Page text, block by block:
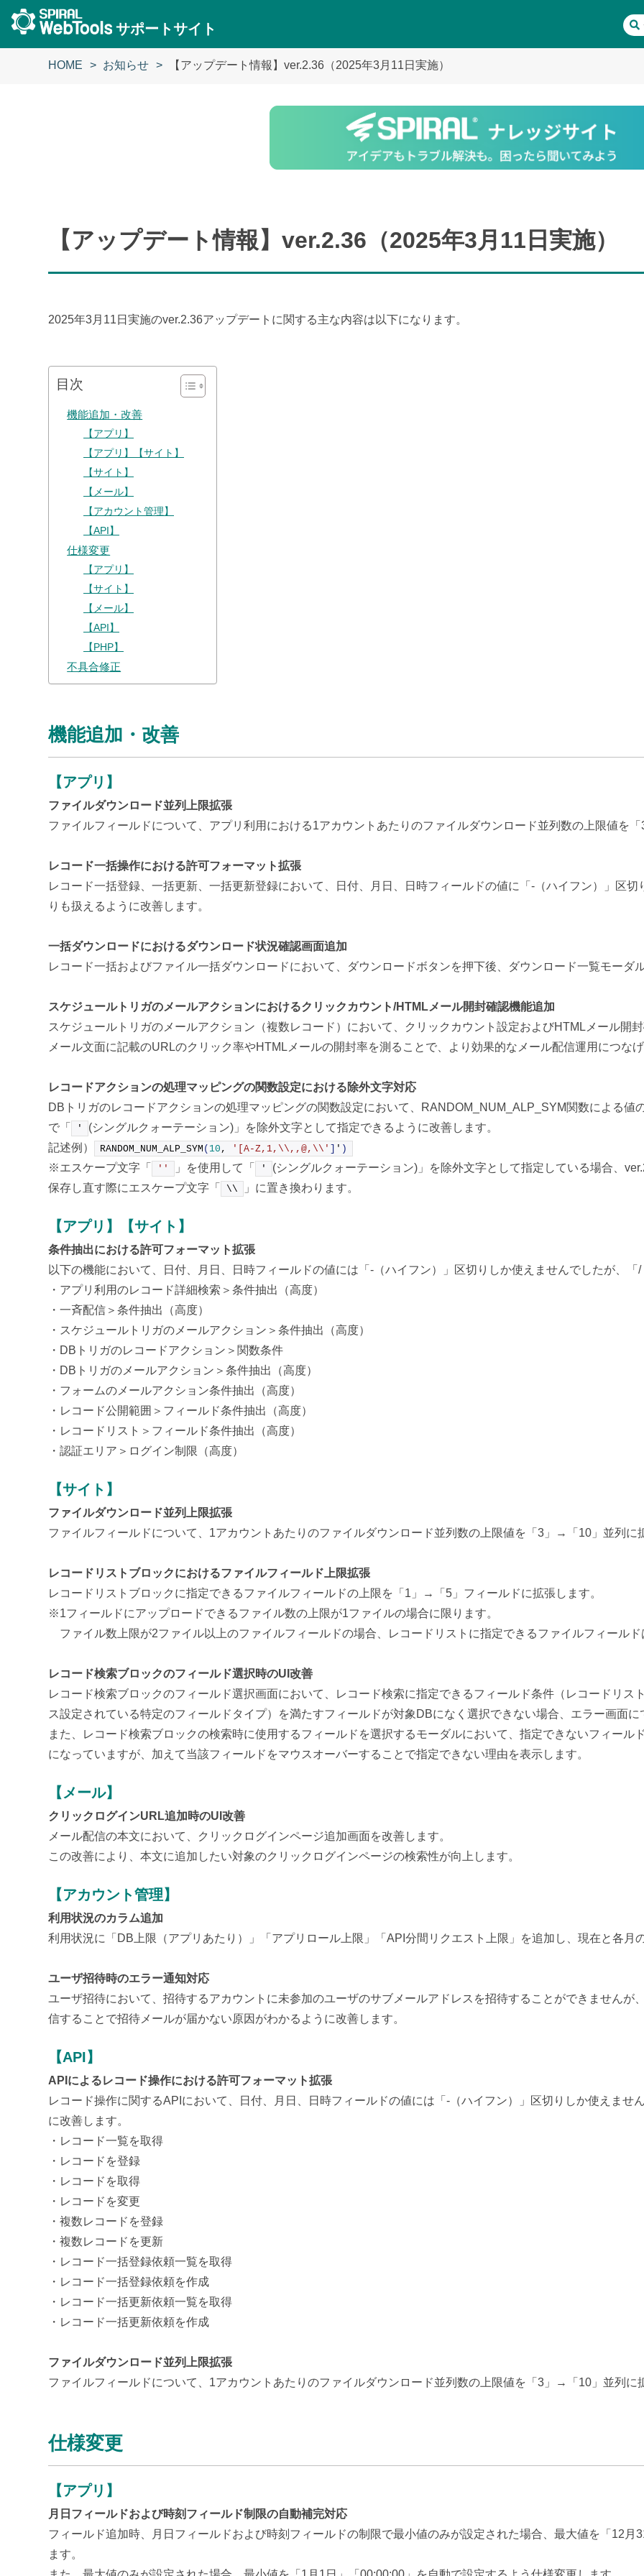
サポートサイト
HOME お知らせ 【アップデート情報】ver.2.36（2025年3月11日実施）
【アップデート情報】ver.2.36（2025年3月11日実施）
2025年3月11日実施のver.2.36アップデートに関する主な内容は以下になります。
目次
機能追加・改善
【アプリ】
【アプリ】【サイト】
【サイト】
【メール】
【アカウント管理】
【API】
仕様変更
【アプリ】
【サイト】
【メール】
【API】
【PHP】
不具合修正
機能追加・改善
【アプリ】
ファイルダウンロード並列上限拡張
ファイルフィールドについて、 アプリ利用における1アカウントあたりのファイルダウンロード並列数の上限値を
レコード一括操作における許可フォーマット拡張
レコード一括登録、一括更新、一括更新登録において、日付、月日、日時フィールドの値に「-（ハイフン）」区
りも扱えるように改善します。
一括ダウンロードにおけるダウンロード状況確認画面追加
レコード一括およびファイル一括ダウンロードにおいて、ダウンロードボタンを押下後、ダウンロード一覧モーダ
スケジュールトリガのメールアクションにおけるクリックカウント/HTMLメール開封確認機能追加
スケジュールトリガのメールアクション（複数レコード）において、クリックカウント設定およびHTMLメール開封
メール文面に記載のURLのクリック率やHTMLメールの開封率を測ることで、より効果的なメール配信運用につなげ
レコードアクションの処理マッピングの関数設定における除外文字対応
DBトリガのレコードアクションの処理マッピングの関数設定において、RANDOM_NUM_ALP_SYM関数による値
で「
'
(シングルクォーテーション)」を除外文字として指定できるように改善します。
記述例）
RANDOM_NUM_ALP_SYM ( 10 , '[A-Z,1,\\,,@,\\' ' )
※エスケープ文字「 '' 」を使用して「 '
(シングルクォーテーション)」を除外文字として指定している場合、
保存し直す際にエスケープ文字「
\\ 」に置き換わります。
【アプリ】【サイト】
条件抽出における許可フォーマット拡張
以下の機能において、日付、月日、日時フィールドの値には「-（ハイフン）」区切りしか使えませんでしたが、「
・アプリ利用のレコード詳細検索＞条件抽出（高度）
・一斉配信＞条件抽出（高度）
・スケジュールトリガのメールアクション＞条件抽出（高度）
・DBトリガのレコードアクション＞関数条件
・DBトリガのメールアクション＞条件抽出（高度）
・フォームのメールアクション条件抽出（高度）
・レコード公開範囲＞フィールド条件抽出（高度）
・レコードリスト＞フィールド条件抽出（高度）
・認証エリア＞ログイン制限（高度）
【サイト】
ファイルダウンロード並列上限拡張
ファイルフィールドについて、 1アカウントあたりのファイルダウンロード並列数の上限値を「3」→「10」並列に
レコードリストブロックにおけるファイルフィールド上限拡張
レコードリストブロックに指定できるファイルフィールドの上限を「1」→「5」フィールドに拡張します。
※1フィールドにアップロードできるファイル数の上限が1ファイルの場合に限ります。
ファイル数上限が2ファイル以上のファイルフィールドの場合、レコードリストに指定できるファイルフィールド
レコード検索ブロックのフィールド選択時のUI改善
レコード検索ブロックのフィールド選択画面において、レコード検索に指定できるフィールド条件（レコードリス
ス設定されている特定のフィールドタイプ）を満たすフィールドが対象DBになく選択できない場合、エラー画面に
また、レコード検索ブロックの検索時に使用するフィールドを選択するモーダルにおいて、指定できないフィール
になっていますが、加えて当該フィールドをマウスオーバーすることで指定できない理由を表示します。
【メール】
クリックログインURL追加時のUI改善
メール配信の本文において、クリックログインページ追加画面を改善します。
この改善により、本文に追加したい対象のクリックログインページの検索性が向上します。
【アカウント管理】
利用状況のカラム追加
利用状況に「DB上限（アプリあたり）」「アプリロール上限」「API分間リクエスト上限」を追加し、現在と各月
ユーザ招待時のエラー通知対応
ユーザ招待において、招待するアカウントに未参加のユーザのサブメールアドレスを招待することができませんが
信することで招待メールが届かない原因がわかるように改善します。
【API】
APIによるレコード操作における許可フォーマット拡張
レコード操作に関するAPIにおいて、日付、月日、日時フィールドの値には「-（ハイフン）」区切りしか使えませ
に改善します。
・レコード一覧を取得
・レコードを登録
・レコードを取得
・レコードを変更
・複数レコードを登録
・複数レコードを更新
・レコード一括登録依頼一覧を取得
・レコード一括登録依頼を作成
・レコード一括更新依頼一覧を取得
・レコード一括更新依頼を作成
ファイルダウンロード並列上限拡張
ファイルフィールドについて、 1アカウントあたりのファイルダウンロード並列数の上限値を「3」→「10」並列に
仕様変更
【アプリ】
月日フィールドおよび時刻フィールド制限の自動補完対応
フィールド追加時、月日フィールドおよび時刻フィールドの制限で最小値のみが設定された場合、最大値を「12月
ます。